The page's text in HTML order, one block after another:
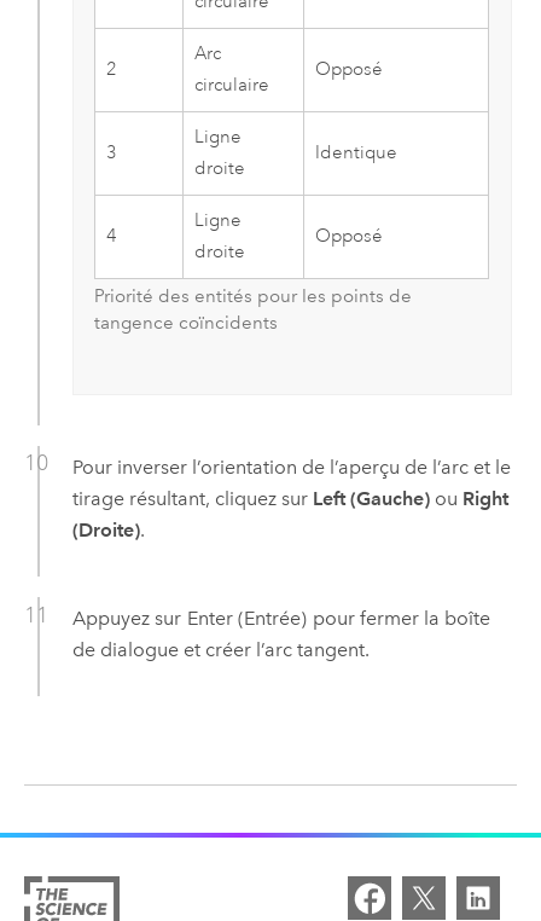
2
Arc
circulaire
Opposé
3
Ligne
droite
Identique
4
Ligne
droite
Opposé
Priorité des entités pour les points de
tangence coïncidents
Pour inverser l’orientation de l’aperçu de l’arc et le
tirage résultant, cliquez sur Left (Gauche)ou Right
(Droite).
Appuyez sur Enter (Entrée) pour fermer la boîte
de dialogue et créer l’arc tangent.